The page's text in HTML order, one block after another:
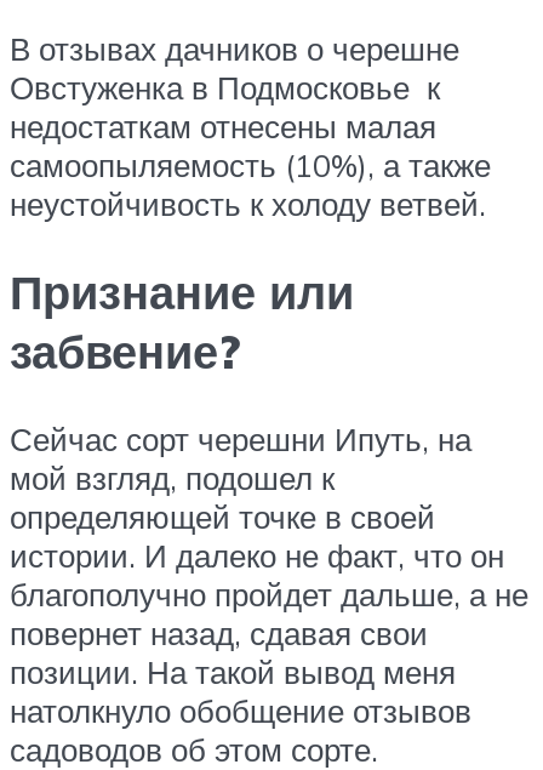
В отзывах дачников о черешне
Овстуженка в Подмосковье к
недостаткам отнесены малая
самоопыляемость (10%), а также
неустойчивость к холоду ветвей.
Признание или
забвение?
Сейчас сорт черешни Ипуть, на
мой взгляд, подошел к
определяющей точке в своей
истории. И далеко не факт, что он
благополучно пройдет дальше, а не
повернет назад, сдавая свои
позиции. На такой вывод меня
натолкнуло обобщение отзывов
садоводов об этом сорте.